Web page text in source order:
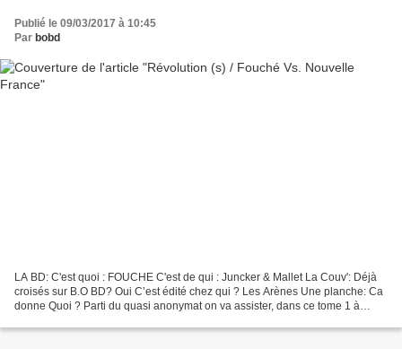
Publié le 09/03/2017 à 10:45
Par bobd
LA BD: C'est quoi : FOUCHE C'est de qui : Juncker & Mallet La Couv': Déjà
croisés sur B.O BD? Oui C’est édité chez qui ? Les Arènes Une planche: Ca
donne Quoi ? Parti du quasi anonymat on va assister, dans ce tome 1 à